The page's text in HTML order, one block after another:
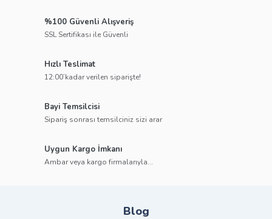
%100 Güvenli Alışveriş
SSL Sertifikası ile Güvenli
Hızlı Teslimat
12:00’kadar verilen siparişte!
Bayi Temsilcisi
Sipariş sonrası temsilciniz sizi arar
Uygun Kargo İmkanı
Ambar veya kargo firmalarıyla...
Blog